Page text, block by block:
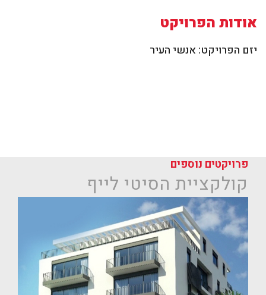
אודות הפרויקט
יזם הפרויקט: אנשי העיר
פרויקטים נוספים
קולקציית הסיטי לייף